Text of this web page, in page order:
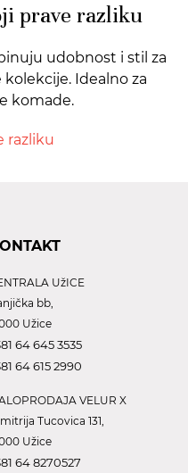
prave razliku
udobnost i stil za
Idealno za
komade.
razliku
UžICE
bb,
Užice
64 645 3535
64 615 2990
VELUR X
Tucovica 131,
Užice
64 8270527